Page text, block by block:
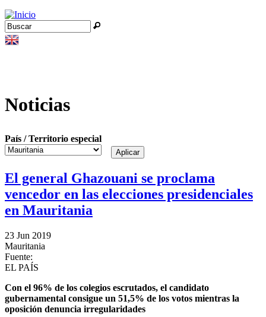
Jump to navigation
Formulario de búsqueda
Buscar
Noticias
País / Territorio especial
El general Ghazouani se proclama
vencedor en las elecciones presidenciales
en Mauritania
23 Jun 2019
Mauritania
Fuente:
EL PAÍS
Con el 96% de los colegios escrutados, el candidato
gubernamental consigue un 51,5% de los votos mientras la
oposición denuncia irregularidades